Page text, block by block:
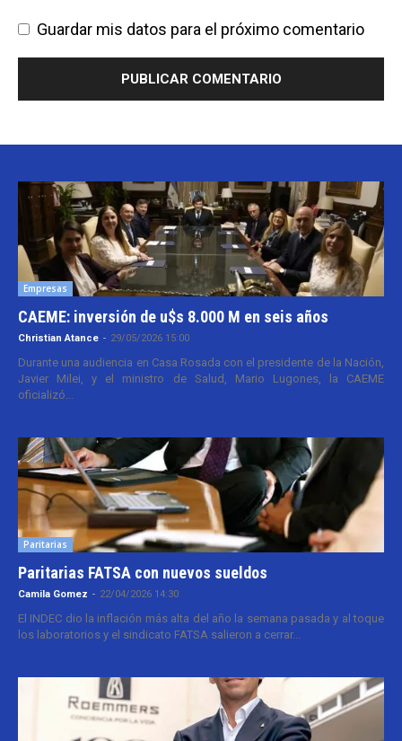
Guardar mis datos para el próximo comentario
Empresas
CAEME: inversión de u$s 8.000 M en seis años
Christian Atance - 29/05/2026 15:00
Durante una audiencia en Casa Rosada con el presidente de la Nación,
Javier Milei, y el ministro de Salud, Mario Lugones, la CAEME
oficializó...
Paritarias
Paritarias FATSA con nuevos sueldos
Camila Gomez - 22/04/2026 14:30
El INDEC dio la inflación más alta del año la semana pasada y al toque
los laboratorios y el sindicato FATSA salieron a cerrar...